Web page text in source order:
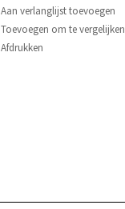
Aan verlanglijst toevoegen
Toevoegen om te vergelijken
Afdrukken